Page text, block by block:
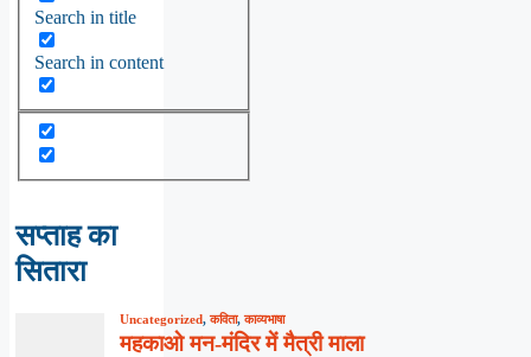
Search in title
Search in content
सप्ताह का
सितारा
Uncategorized,कविता,काव्यभाषा
महकाओ मन-मंदिर में मैत्री माला